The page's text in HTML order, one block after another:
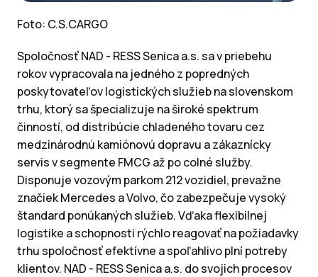
Foto: C.S.CARGO
Spoločnosť NAD - RESS Senica a.s. sa v priebehu
rokov vypracovala na jedného z popredných
poskytovateľov logistických služieb na slovenskom
trhu, ktorý sa špecializuje na široké spektrum
činností, od distribúcie chladeného tovaru cez
medzinárodnú kamiónovú dopravu a zákaznícky
servis v segmente FMCG až po colné služby.
Disponuje vozovým parkom 212 vozidiel, prevažne
značiek Mercedes a Volvo, čo zabezpečuje vysoký
štandard ponúkaných služieb. Vďaka flexibilnej
logistike a schopnosti rýchlo reagovať na požiadavky
trhu spoločnosť efektívne a spoľahlivo plní potreby
klientov. NAD - RESS Senica a.s. do svojich procesov